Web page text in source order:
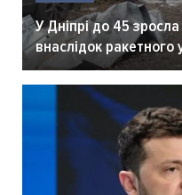
У Дніпрі до 45
внаслідок